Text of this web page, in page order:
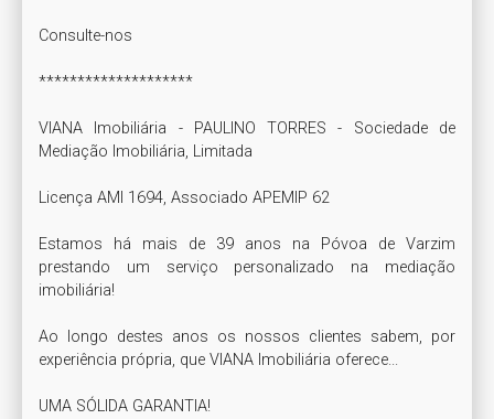
Consulte-nos
********************
VIANA Imobiliária - PAULINO TORRES - Sociedade de
Mediação Imobiliária, Limitada
Licença AMI 1694, Associado APEMIP 62
Estamos há mais de 39 anos na Póvoa de Varzim
prestando um serviço personalizado na mediação
imobiliária!
Ao longo destes anos os nossos clientes sabem, por
experiência própria, que VIANA Imobiliária oferece...
UMA SÓLIDA GARANTIA!